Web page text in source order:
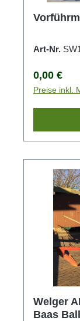
Art-Nr.
Regulärer
0,00 €
Preise inkl.
Welger
Baas